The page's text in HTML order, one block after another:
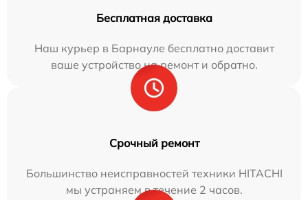
Бесплатная доставка
Наш курьер в Барнауле бесплатно доставит
ваше устройство на ремонт и обратно.
Срочный ремонт
Большинство неисправностей техники HITACHI
мы устраняем в течение 2 часов.